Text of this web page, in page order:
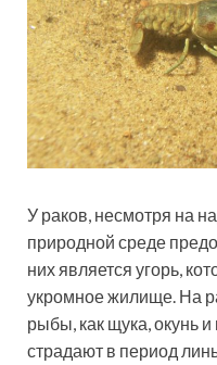
У раков, несмотря на
природной среде
них является угорь,
укромное жилище. На
рыбы, как щука, окунь
страдают в период